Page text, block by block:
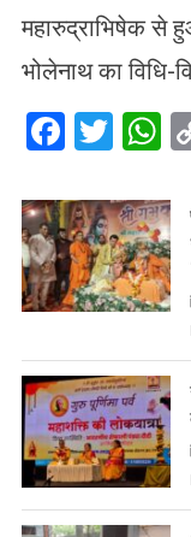
महारुद्राभिषेक से
भोलेनाथ का विधि-